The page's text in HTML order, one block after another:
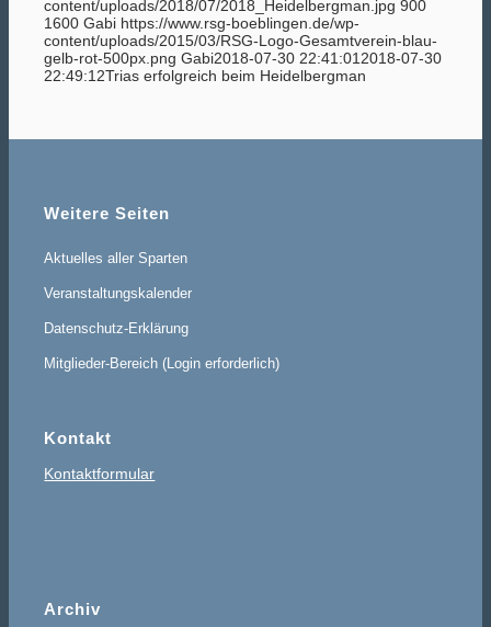
content/uploads/2018/07/2018_Heidelbergman.jpg 900
1600 Gabi https://www.rsg-boeblingen.de/wp-
content/uploads/2015/03/RSG-Logo-Gesamtverein-blau-
gelb-rot-500px.png Gabi2018-07-30 22:41:01 2018-07-30
22:49:12Trias erfolgreich beim Heidelbergman
Weitere Seiten
Aktuelles aller Sparten
Veranstaltungskalender
Datenschutz-Erklärung
Mitglieder-Bereich (Login erforderlich)
Kontakt
Kontaktformular
Archiv